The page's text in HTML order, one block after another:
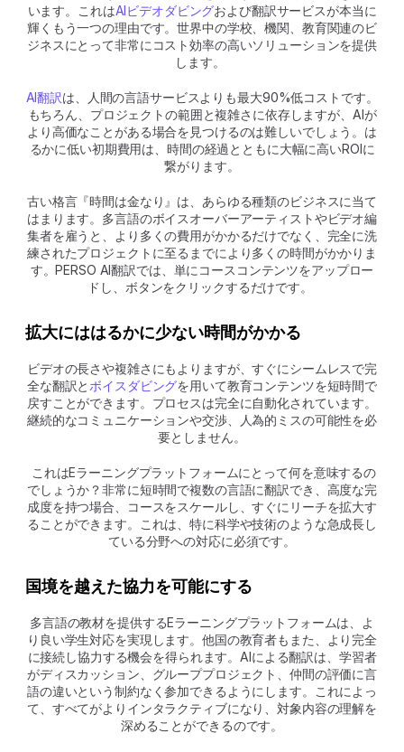
います。これはAIビデオダビングおよび翻訳サービスが本当に
輝くもう一つの理由です。世界中の学校、機関、教育関連のビ
ジネスにとって非常にコスト効率の高いソリューションを提供
します。
AI翻訳は、人間の言語サービスよりも最大90%低コストです。
もちろん、プロジェクトの範囲と複雑さに依存しますが、AIが
より高価なことがある場合を見つけるのは難しいでしょう。は
るかに低い初期費用は、時間の経過とともに大幅に高いROIに
繋がります。
古い格言『時間は金なり』は、あらゆる種類のビジネスに当て
はまります。多言語のボイスオーバーアーティストやビデオ編
集者を雇うと、より多くの費用がかかるだけでなく、完全に洗
練されたプロジェクトに至るまでにより多くの時間がかかりま
す。PERSO AI翻訳では、単にコースコンテンツをアップロー
ドし、ボタンをクリックするだけです。
拡大にははるかに少ない時間がかかる
ビデオの長さや複雑さにもよりますが、すぐにシームレスで完
全な翻訳とボイスダビングを用いて教育コンテンツを短時間で
戻すことができます。プロセスは完全に自動化されています。
継続的なコミュニケーションや交渉、人為的ミスの可能性を必
要としません。
これはEラーニングプラットフォームにとって何を意味するの
でしょうか？非常に短時間で複数の言語に翻訳でき、高度な完
成度を持つ場合、コースをスケールし、すぐにリーチを拡大す
ることができます。これは、特に科学や技術のような急成長し
ている分野への対応に必須です。
国境を越えた協力を可能にする
多言語の教材を提供するEラーニングプラットフォームは、よ
り良い学生対応を実現します。他国の教育者もまた、より完全
に接続し協力する機会を得られます。AIによる翻訳は、学習者
がディスカッション、グループプロジェクト、仲間の評価に言
語の違いという制約なく参加できるようにします。これによっ
て、すべてがよりインタラクティブになり、対象内容の理解を
深めることができるのです。